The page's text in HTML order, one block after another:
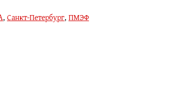
, Санкт-Петербург, ПМЭФ